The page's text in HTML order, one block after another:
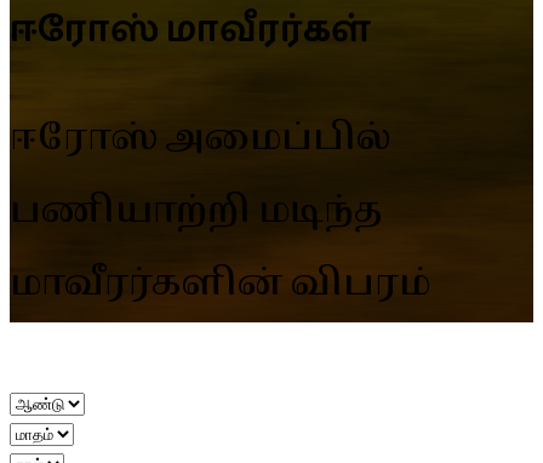
ஈரோஸ் மாவீரர்கள்
ஈரோஸ் அமைப்பில்
பணியாற்றி மடிந்த
மாவீரர்களின் விபரம்